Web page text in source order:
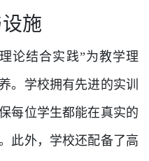
施
论结合实践”为教学理
。学校拥有先进的实训
每位学生都能在真实的
此外，学校还配备了高